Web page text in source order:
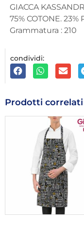
GIACCA
75% COTONE. 23%
Grammatura : 210
condividi:
Prodotti correlati